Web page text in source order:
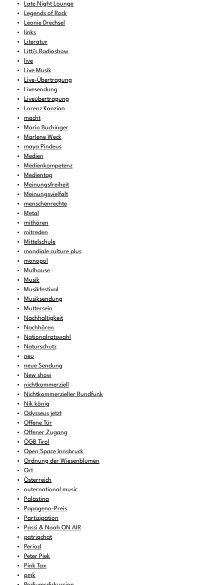
Late Night Lounge
Legends of Rock
Leonie Drechsel
links
Literatur
Litti's Radioshow
live
Live Musik
Live-Übertragung
Livesendung
Liveübertragung
Lorenz Kanzian
macht
Mario Buchinger
Marlene Weck
maya Pindeus
Medien
Medienkompetenz
Medientag
Meinungsfreiheit
Meinungsvielfalt
menschenrechte
Metal
mithören
mitreden
Mittelschule
mondiale culture plus
monopol
Mulhouse
Musik
Musikfestival
Musiksendung
Muttersein
Nachhaltigkeit
Nachhören
Nationalratswahl
Naturschutz
neu
neue Sendung
New show
nichtkommerziell
Nichtkommerzieller Rundfunk
Nik könig
Odysseus jetzt
Offene Tür
Offener Zugang
ÖGB Tirol
Open Space Innsbruck
Ordnung der Wiesenblumen
Ort
Österreich
outernational music
Palästina
Papageno-Preis
Partizipation
Passi & Noah ON AIR
patriachat
Period
Peter Piek
Pink Tax
pmk